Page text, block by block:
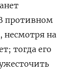
противном
несмотря на
тогда его